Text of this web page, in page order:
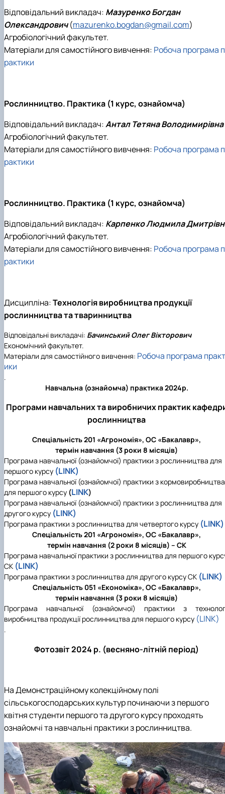
Відповідальний викладач: Мазуренко Богдан
Олександрович(mazurenko.bogdan@gmail.com)
Агробіологічний факультет.
Матеріали для самостійного вивчення: Робоча програма п
рактики
Рослинництво. Практика (1 курс, ознайомча)
Відповідальний викладач:Антал Тетяна Володимирівна
Агробіологічний факультет.
Матеріали для самостійного вивчення: Робоча програма п
рактики
Рослинництво. Практика (1 курс, ознайомча)
Відповідальний викладач: Карпенко Людмила
Агробіологічний факультет.
Матеріали для самостійного вивчення: Робоча програма п
рактики
Дисципліна:Технологія виробництва продукції
рослинництва та тваринництва
Відповідальні викладачі: Бачинський Олег Вікторович
Економічний факультет.
Матеріали для самостійного вивчення: Робоча програма практ
ики
.
Навчальна (ознайомча) практика 2024р.
Програми навчальних та виробничих практик
рослинництва
Спеціальність 201 «Агрономія», ОС «Бакалавр»,
термін навчання (3 роки 8 місяців)
Програма навчальної (ознайомчої) практики з рослинництва для
першого курсу (LINK)
Програма навчальної (ознайомчої) практики з кормовиробництва
для першого курсу (LINK)
Програма навчальної (ознайомчої) практики з рослинництва для
другого курсу (LINK)
Програма практики з рослинництва для четвертого курсу (LINK)
Спеціальність 201 «Агрономія», ОС «Бакалавр»,
термін навчання (2 роки 8 місяців) – СК
Програма навчальної практики з рослинництва для першого
СК (LINK)
Програма практики з рослинництва для другого курсу СК (LINK)
Спеціальність 051 «Економіка», ОС «Бакалавр»,
термін навчання (3 роки 8 місяців)
Програма навчальної (ознайомчої) практики з
виробництва продукції рослинництва для першого курсу (LINK)
.
Фотозвіт 2024 р. (весняно-літній період)
На Демонстраційному колекційному полі
сільськогосподарських культур починаючи з першого
квітня студенти першого та другого курсу проходять
ознайомчі та навчальні практики з рослинництва.